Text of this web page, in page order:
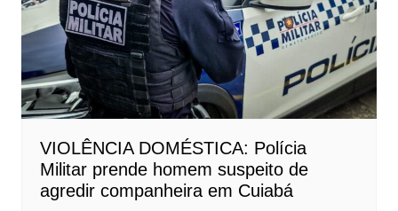
VIOLÊNCIA DOMÉSTICA: Polícia
Militar prende homem suspeito de
agredir companheira em Cuiabá